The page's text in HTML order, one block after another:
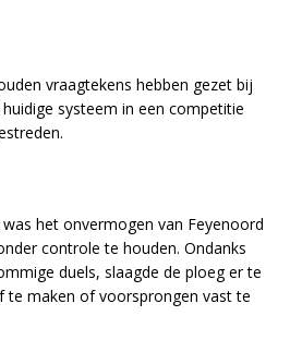
vraagtekens hebben gezet bij
systeem in een competitie
het onvermogen van Feyenoord
controle te houden. Ondanks
duels, slaagde de ploeg er te
te maken of voorsprongen vast te